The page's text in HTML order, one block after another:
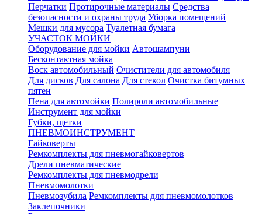
Перчатки Протирочные материалы Средства
безопасности и охраны труда Уборка помещений
Мешки для мусора Туалетная бумага
УЧАСТОК МОЙКИ
Оборудование для мойки Автошампуни
Бесконтактная мойка
Воск автомобильный Очистители для автомобиля
Для дисков Для салона Для стекол Очистка битумных
пятен
Пена для автомойки Полироли автомобильные
Инструмент для мойки
Губки, щетки
ПНЕВМОИНСТРУМЕНТ
Гайковерты
Ремкомплекты для пневмогайковертов
Дрели пневматические
Ремкомплекты для пневмодрели
Пневмомолотки
Пневмозубила Ремкомплекты для пневмомолотков
Заклепочники